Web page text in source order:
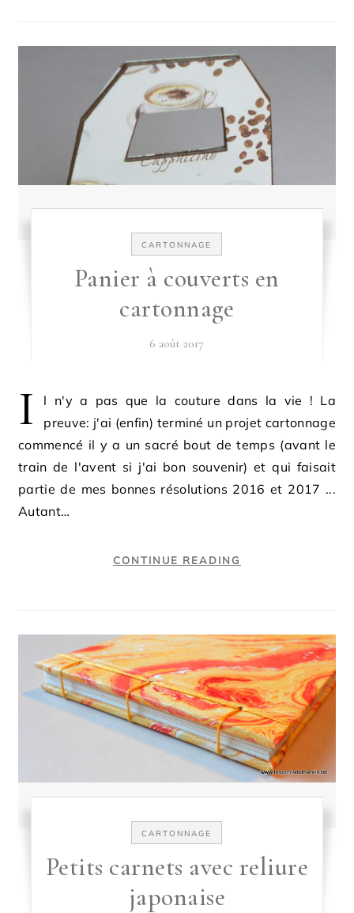
CARTONNAGE
Panier à couverts en
cartonnage
6 août 2017
I
l n'y a pas que la couture dans la vie ! La
preuve: j'ai (enfin) terminé un projet cartonnage
commencé il y a un sacré bout de temps (avant le
train de l'avent si j'ai bon souvenir) et qui faisait
partie de mes bonnes résolutions 2016 et 2017 ...
Autant…
CONTINUE READING
CARTONNAGE
Petits carnets avec reliure
japonaise